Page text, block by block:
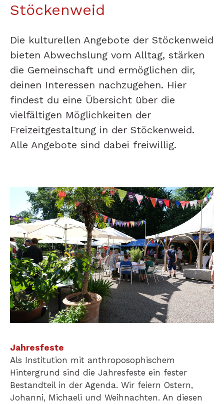
Stöckenweid
Die kulturellen Angebote der Stöckenweid
bieten Abwechslung vom Alltag, stärken
die Gemeinschaft und ermöglichen dir,
deinen Interessen nachzugehen. Hier
findest du eine Übersicht über die
vielfältigen Möglichkeiten der
Freizeitgestaltung in der Stöckenweid.
Alle Angebote sind dabei freiwillig.
Jahresfeste
Als Institution mit anthroposophischem
Hintergrund sind die Jahresfeste ein fester
Bestandteil in der Agenda. Wir feiern Ostern,
Johanni, Michaeli und Weihnachten. An diesen